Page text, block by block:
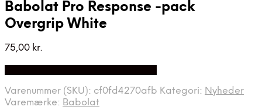
Babolat Pro Response -pack
Overgrip White
75,00 kr.
Varenummer (SKU): cf0fd4270afb Kategori: Nyheder
Varemærke: Babolat